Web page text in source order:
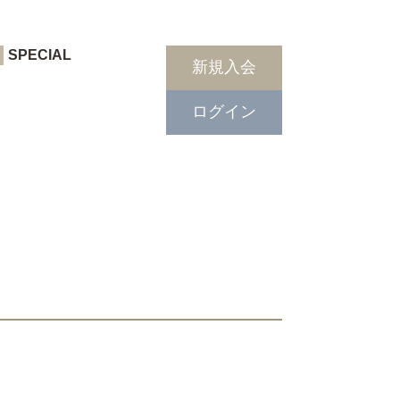
SPECIAL
新規入会
ログイン